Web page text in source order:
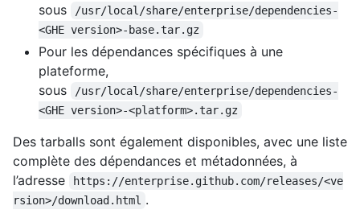
sous
/usr/local/share/enterprise/dependencies-
<GHE version>-base.tar.gz
Pour les dépendances spécifiques à une
plateforme,
sous
/usr/local/share/enterprise/dependencies-
<GHE version>-<platform>.tar.gz
Des tarballs sont également disponibles, avec une liste
complète des dépendances et métadonnées, à
l’adresse
https://enterprise.github.com/releases/<ve
rsion>/download.html .